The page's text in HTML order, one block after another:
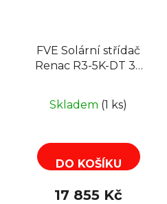
FVE Solární střídač
Renac R3-5K-DT 3F
Skladem (1 ks)
DO KOŠÍKU
17 855 Kč